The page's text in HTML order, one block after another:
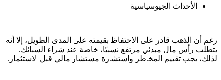
الأحداث الجيوسياسية
رغم أن الذهب قادر على الاحتفاظ بقيمته على المدى الطويل، إلا أنه
يتطلب رأس مال مبدئي مرتفع نسبيًا، خاصة عند شراء السبائك.
لذلك، يجب تقييم المخاطر واستشارة مستشار مالي قبل الاستثمار.